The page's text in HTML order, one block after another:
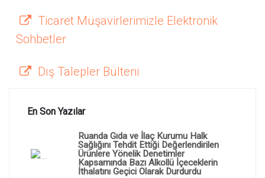
Ticaret Müşavirlerimizle Elektronik
Sohbetler
Dış Talepler Bülteni
En Son Yazılar
Ruanda Gıda ve İlaç Kurumu Halk
Sağlığını Tehdit Ettiği Değerlendirilen
Ürünlere Yönelik Denetimler
Kapsamında Bazı Alkollü İçeceklerin
İthalatını Geçici Olarak Durdurdu